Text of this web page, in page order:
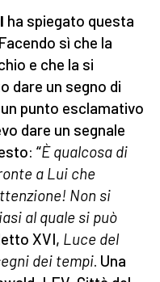
ha spiegato questa
sì che la
e che la si
dare un segno di
punto esclamativo
dare un segnale
“È qualcosa di
a Lui che
Non si
al quale si può
XVI, Luce del
dei tempi. Una